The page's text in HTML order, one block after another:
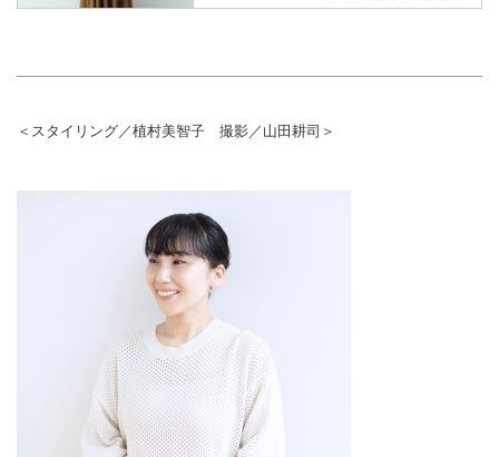
＜スタイリング／植村美智子 撮影／山田耕司＞